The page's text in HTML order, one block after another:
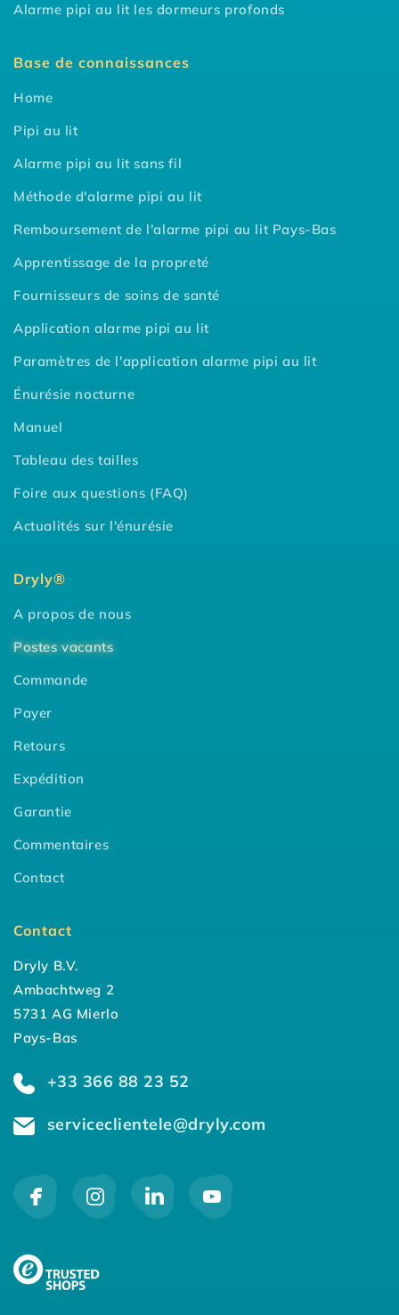
Alarme pipi au lit les dormeurs profonds
Base de connaissances
Home
Pipi au lit
Alarme pipi au lit sans fil
Méthode d'alarme pipi au lit
Remboursement de l'alarme pipi au lit Pays-Bas
Apprentissage de la propreté
Fournisseurs de soins de santé
Application alarme pipi au lit
Paramètres de l'application alarme pipi au lit
Énurésie nocturne
Manuel
Tableau des tailles
Foire aux questions (FAQ)
Actualités sur l'énurésie
Dryly®
A propos de nous
Postes vacants
Commande
Payer
Retours
Expédition
Garantie
Commentaires
Contact
Contact
Dryly B.V.
Ambachtweg 2
5731 AG Mierlo
Pays-Bas
+33 366 88 23 52
serviceclientele@dryly.com